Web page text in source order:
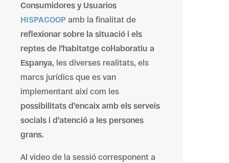
Consumidores y Usuarios
HISPACOOP amb la finalitat de
reflexionar sobre la situació i els
reptes de l’habitatge col·laboratiu a
Espanya, les diverses realitats, els
marcs jurídics que es van
implementant així com les
possibilitats d’encaix amb els serveis
socials i d’atenció a les persones
grans.
Al video de la sessió corresponent a